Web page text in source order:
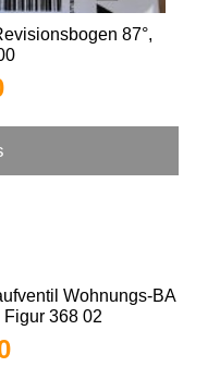
87°,
Wohnungs-BA
368 02